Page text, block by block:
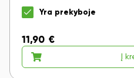
Yra prekyboje
11,90 €
Į